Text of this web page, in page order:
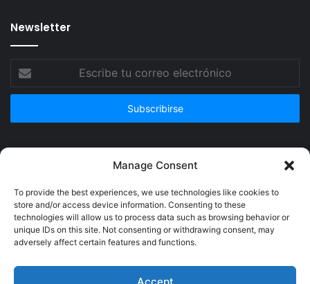
Manage Consent
To provide the best experiences, we use technologies like cookies to
store and/or access device information. Consenting to these
technologies will allow us to process data such as browsing behavior or
unique IDs on this site. Not consenting or withdrawing consent, may
adversely affect certain features and functions.
Accept
Newsletter
correo